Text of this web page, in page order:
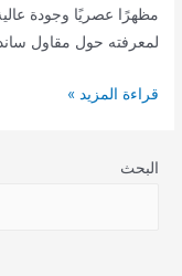
مظهرًا عصريًا وجودة
لمعرفته حول مقاول
مقاول
للمجالس
قراءة المزيد »
البحث